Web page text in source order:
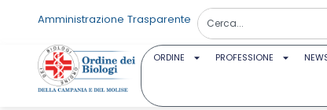
Amministrazione Trasparente
ORDINE PROFESSIONE